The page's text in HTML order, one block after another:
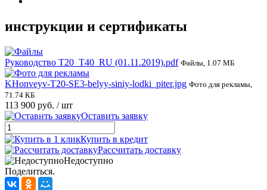
инструкции и сертификаты
Руководство Т20_T40_RU (01.11.2019).pdf Файлы, 1.07 МБ
KHonveyv-T20-SE3-belyy-siniy-lodki_piter.jpg Фото для рекламы,
71.74 КБ
113 900 руб. / шт
Оставить заявку
Купить в кредит
Рассчитать доставку
Недоступно
Поделиться.